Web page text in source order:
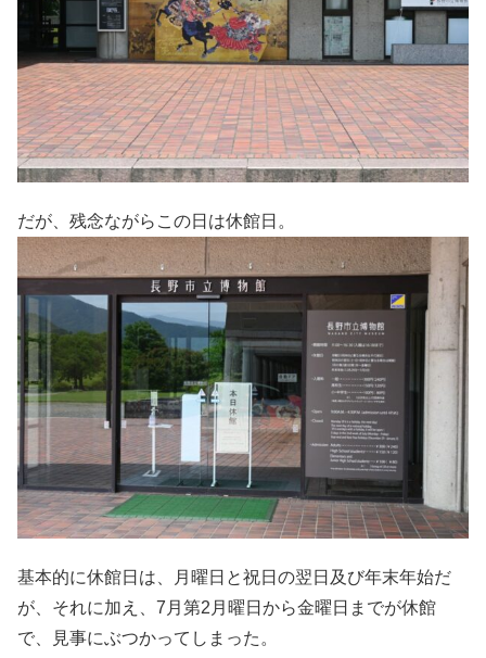
だが、残念ながらこの日は休館日。
基本的に休館日は、月曜日と祝日の翌日及び年末年始だ
が、それに加え、7月第2月曜日から金曜日までが休館
で、見事にぶつかってしまった。